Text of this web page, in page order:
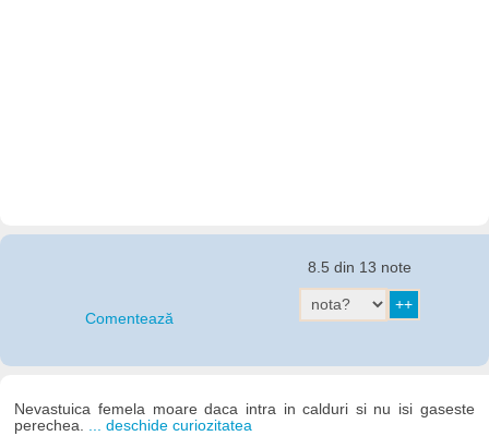
Comentează
8.5 din 13 note
Nevastuica femela moare daca intra in calduri si nu isi gaseste
perechea. ... deschide curiozitatea